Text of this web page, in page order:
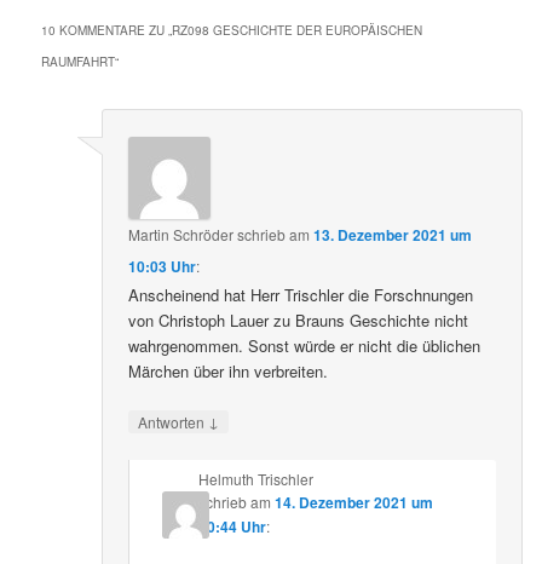
10 KOMMENTARE ZU „RZ098 GESCHICHTE DER EUROPÄISCHEN
RAUMFAHRT“
Martin Schröderschriebam13. Dezember 2021 um
10:03 Uhr:
Anscheinend hat Herr Trischler die Forschnungen
von Christoph Lauer zu Brauns Geschichte nicht
wahrgenommen. Sonst würde er nicht die üblichen
Märchen über ihn verbreiten.
Antworten ↓
Helmuth Trischler
schriebam 14. Dezember 2021 um
20:44 Uhr: